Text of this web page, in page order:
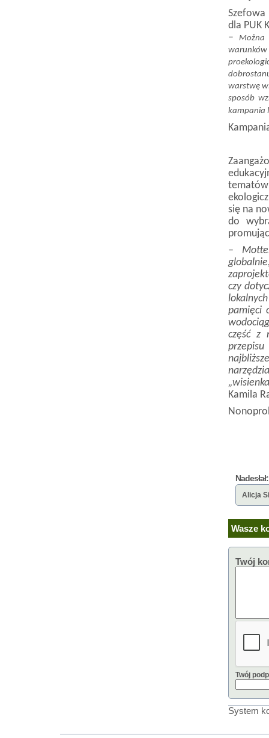
dla PUK
–Można
warunków
warstwę
sposób
kampania
się na
do
–
czy
pamięci
część z
Kamila
Nadesłał:
Alicja
Wasze
Twój
Twój
System